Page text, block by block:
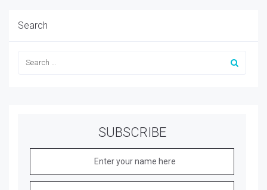
Search
SUBSCRIBE